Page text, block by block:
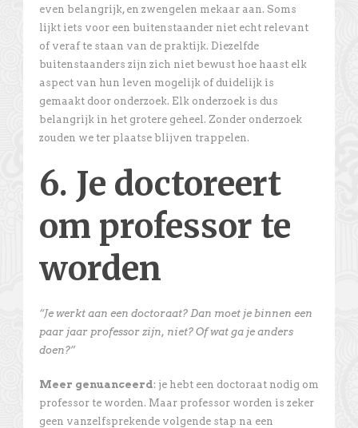
even belangrijk, en zwengelen mekaar aan. Soms
lijkt iets voor een buitenstaander niet echt relevant
of veraf te staan van de praktijk. Diezelfde
buitenstaanders zijn zich niet bewust hoe haast elk
aspect van hun leven mogelijk of duidelijk is
gemaakt door onderzoek. Elk onderzoek is dus
belangrijk in het grotere geheel. Zonder onderzoek
zouden we ter plaatse blijven trappelen.
6. Je doctoreert
om professor te
worden
“Je werkt aan een doctoraat? Dan moet je binnen een
paar jaar professor zijn, niet? Of wat ga je anders
doen?”
Meer genuanceerd: je hebt een doctoraat nodig om
professor te worden. Maar professor worden is zeker
geen vanzelfsprekende volgende stap na een